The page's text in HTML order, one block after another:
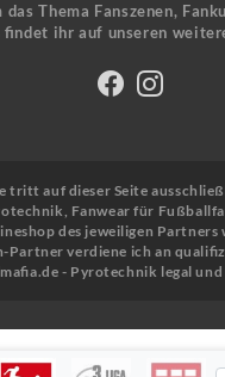
das Thema Fanszenen,
findet ihr auf unseren
tritt auf dieser Seite
Fanwear für
des jeweiligen
Partner verdiene ich an
- Pyrotechnik legal